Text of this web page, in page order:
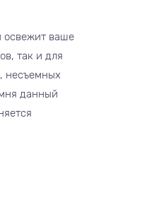
освежит ваше
так и для
несъемных
данный